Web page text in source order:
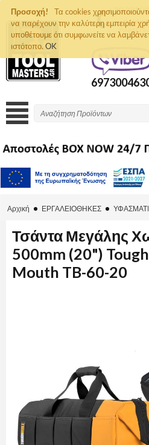
Προσοχή!
Τα cookies
να παρέχουν την καλύτερη εμπειρία
υποθέτουμε ότι συμφωνείτε να
ιστότοπο. OK
+30
Αρχική ΕΡΓΑΛΕΙΟΘΗΚΕΣ
Τσάντα Μεγάλης
500mm (20")
Mouth TB-60-20